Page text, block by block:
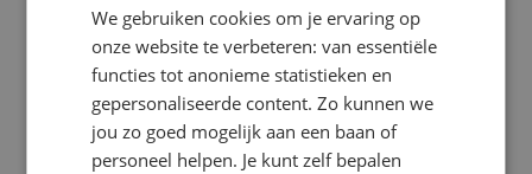
Kies de vestiging van jouw voorkeur
We gebruiken cookies om je ervaring op
onze website te verbeteren: van essentiële
functies tot anonieme statistieken en
gepersonaliseerde content. Zo kunnen we
jou zo goed mogelijk aan een baan of
personeel helpen. Je kunt zelf bepalen